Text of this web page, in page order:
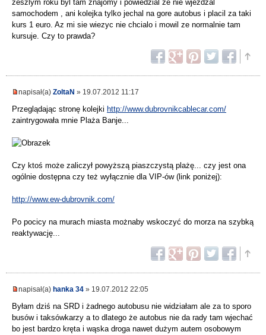
zeszlym roku byl tam znajomy i powiedzial ze nie wjezdzal
samochodem , ani kolejka tylko jechal na gore autobus i placil za taki
kurs 1 euro. Az mi sie wiezyc nie chcialo i mowil ze normalnie tam
kursuje. Czy to prawda?
napisał(a) ZoltaN » 19.07.2012 11:17
Przeglądając stronę kolejki http://www.dubrovnikcablecar.com/
zaintrygowała mnie Plaża Banje...
Czy ktoś może zaliczył powyższą piaszczystą plażę... czy jest ona
ogólnie dostępna czy też wyłącznie dla VIP-ów (link poniżej):
http://www.ew-dubrovnik.com/
Po pocicy na murach miasta możnaby wskoczyć do morza na szybką
reaktywację...
napisał(a) hanka 34 » 19.07.2012 22:05
Byłam dziś na SRD i żadnego autobusu nie widziałam ale za to sporo
busów i taksówkarzy a to dlatego że autobus nie da rady tam wjechać
bo jest bardzo kręta i wąska droga nawet dużym autem osobowym